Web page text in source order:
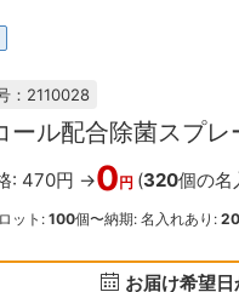
：2110028
ール配合除菌スプレ
: 470円 →0円 (320個の名
ット: 100個〜納期: 名入れあり:
お届け希望